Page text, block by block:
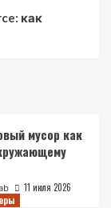
как
мусор как
11 июля 2026